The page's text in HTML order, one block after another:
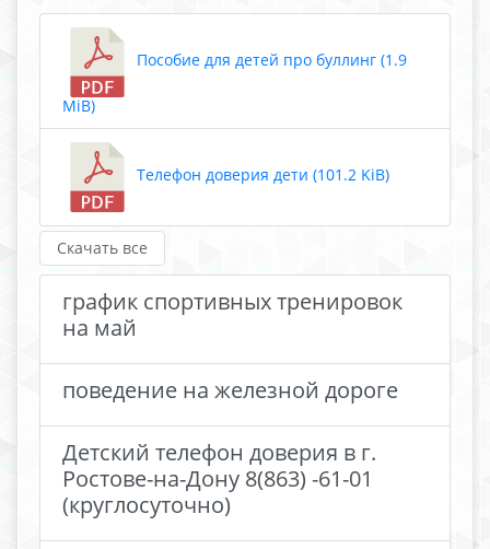
Пособие для детей про буллинг (1.9
MiB)
Телефон доверия дети (101.2 KiB)
Скачать все
график спортивных тренировок
на май
поведение на железной дороге
Детский телефон доверия в г.
Ростове-на-Дону 8(863) -61-01
(круглосуточно)